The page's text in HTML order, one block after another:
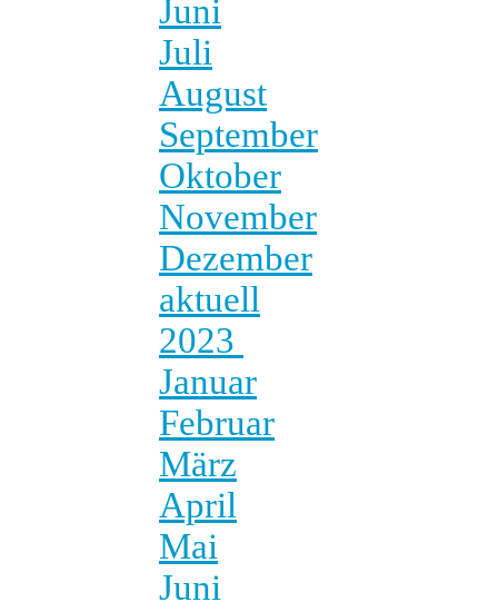
Juni
Juli
August
September
Oktober
November
Dezember
aktuell
2023
Januar
Februar
März
April
Mai
Juni